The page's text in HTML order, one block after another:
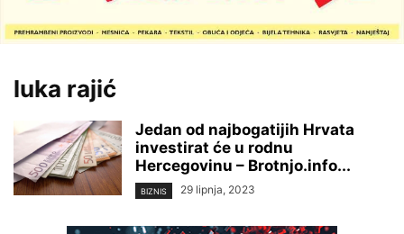
luka rajić
Jedan od najbogatijih Hrvata
investirat će u rodnu
Hercegovinu – Brotnjo.info...
BIZNIS 29 lipnja, 2023